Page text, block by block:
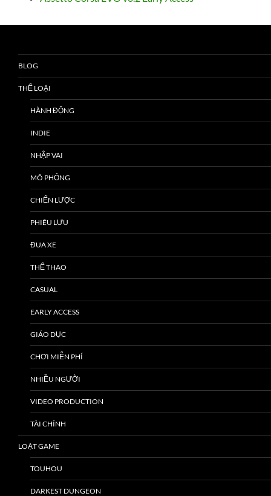
BLOG
THỂ LOẠI
HÀNH ĐỘNG
INDIE
NHẬP VAI
MÔ PHỎNG
CHIẾN LƯỢC
PHIÊU LƯU
ĐUA XE
THỂ THAO
CASUAL
EARLY ACCESS
GIÁO DỤC
CHƠI MIỄN PHÍ
NHIỀU NGƯỜI
VIDEO PRODUCTION
TÀI CHÍNH
LOẠT GAME
TOUHOU
DARKEST DUNGEON